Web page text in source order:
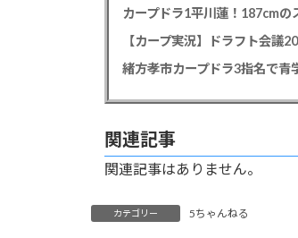
【カープ実況】ドラフト会議
緒方孝市カープドラ3指名で青
関連記事
関連記事はありません。
カテゴリー 5ちゃんねる